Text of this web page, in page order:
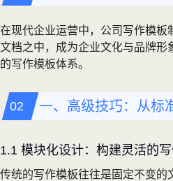
在现代企业运营中，公司写作模
文档之中，成为企业文化与品牌
的写作模板体系。
一、高级技巧：从标
1.1 模块化设计：构建灵活的
传统的写作模板往往是固定不变